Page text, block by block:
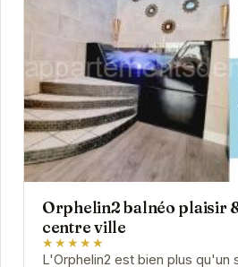
Orphelin2 balnéo plaisir
centre ville
★★★★★
L'Orphelin2 est bien plus qu'un